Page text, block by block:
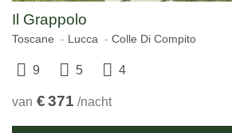
Il Grappolo
Toscane Lucca Colle Di Compito
9 5 4
van €371 /nacht